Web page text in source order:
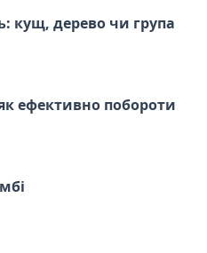
кущ, дерево чи група
ефективно побороти